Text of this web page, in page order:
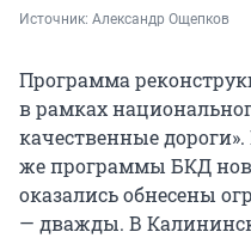
Источник: Александр Ощепков
Программа
в рамках
качественные
же программы БКД
оказались обнесены
— дважды. В